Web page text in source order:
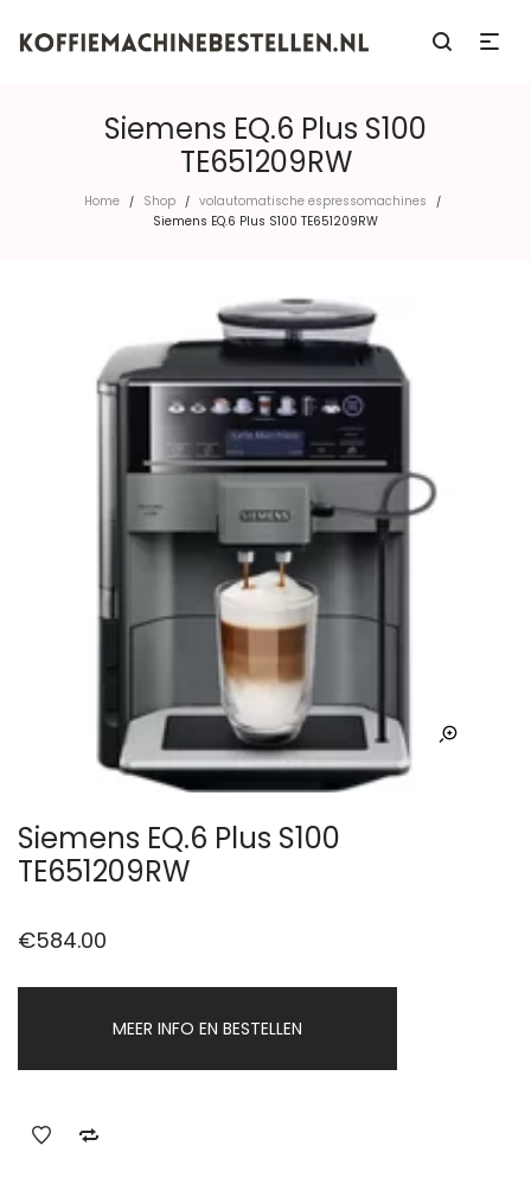
Siemens EQ.6 Plus S100
TE651209RW
Home / Shop / volautomatische espressomachines /
Siemens EQ.6 Plus S100 TE651209RW
Siemens EQ.6 Plus S100
TE651209RW
€584.00
MEER INFO EN BESTELLEN